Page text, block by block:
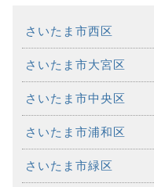
さいたま市西区
さいたま市大宮区
さいたま市中央区
さいたま市浦和区
さいたま市緑区